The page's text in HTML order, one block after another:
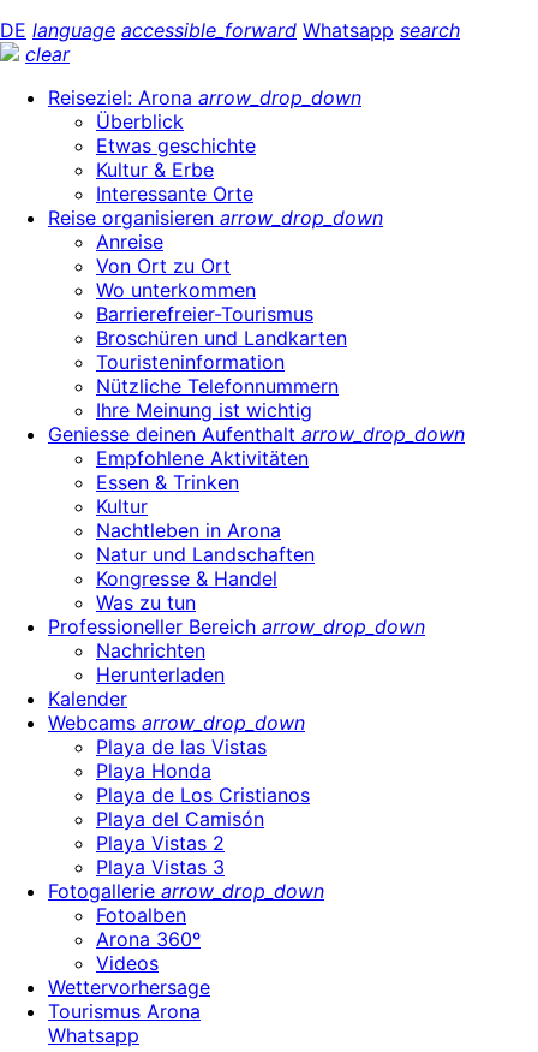
DE language accessible_forward Whatsapp search
clear
Reiseziel: Arona arrow_drop_down
Überblick
Etwas geschichte
Kultur & Erbe
Interessante Orte
Reise organisieren arrow_drop_down
Anreise
Von Ort zu Ort
Wo unterkommen
Barrierefreier-Tourismus
Broschüren und Landkarten
Touristeninformation
Nützliche Telefonnummern
Ihre Meinung ist wichtig
Geniesse deinen Aufenthalt arrow_drop_down
Empfohlene Aktivitäten
Essen & Trinken
Kultur
Nachtleben in Arona
Natur und Landschaften
Kongresse & Handel
Was zu tun
Professioneller Bereich arrow_drop_down
Nachrichten
Herunterladen
Kalender
Webcams arrow_drop_down
Playa de las Vistas
Playa Honda
Playa de Los Cristianos
Playa del Camisón
Playa Vistas 2
Playa Vistas 3
Fotogallerie arrow_drop_down
Fotoalben
Arona 360º
Videos
Wettervorhersage
Tourismus Arona
Whatsapp